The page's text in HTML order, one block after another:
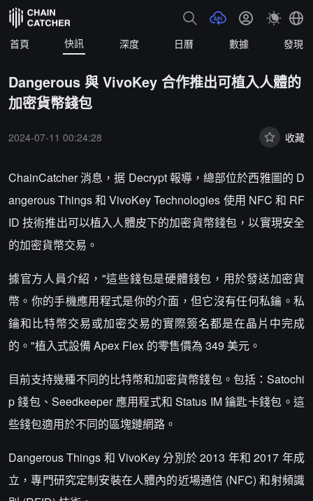
首頁 快訊 深度 日曆 數據 發現
Dangerous 與 VivoKey 合作推出可植入人體的
加密貨幣錢包
2024-07-11 00:24:28 收藏
ChainCatcher 消息，据 Decrypt 報導，總部位於西雅圖的 D
angerous Things 和 VivoKey Technologies 使用 NFC 和 RF
ID 技術推出可以植入人體皮下的加密貨幣錢包，以實現安全
的加密貨幣交易。
據官方人員介紹，"這些錢包是硬體錢包，用於發送加密貨
幣。你的手機應用程式是你的介面，但它沒有任何私鑰。私
鑰和比特幣交易或加密交易的實際簽名都是在晶片中完成
的。"植入式設備 Apex Flex 的零售價為 349 美元。
目前支持幾種不同的比特幣和加密貨幣錢包。包括：Satochi
p 錢包、Seedkeeper 應用程式和 Status IM 鑰匙卡錢包。這
些錢包適用於不同的區塊鏈網路。
Dangerous Things 和 VivoKey 分別於 2013 年和 2017 年成
立，專門研究定制安裝在人體內的近場通信 (NFC) 和射頻識